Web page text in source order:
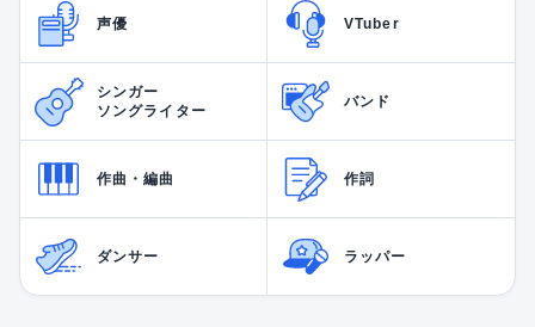
声優 VTuber
シンガー
ソングライター
バンド
作曲・編曲 作詞
ダンサー ラッパー